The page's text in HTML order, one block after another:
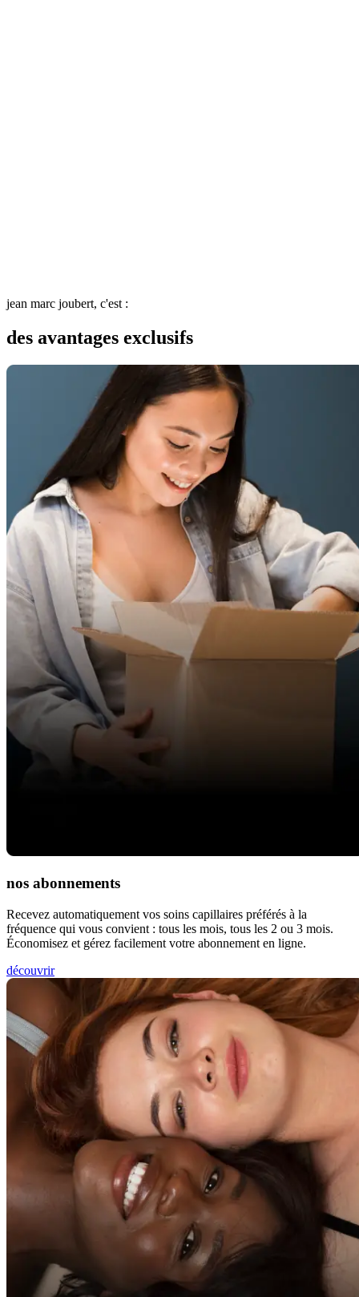
jean marc joubert, c'est :
des avantages exclusifs
nos abonnements
Recevez automatiquement vos soins capillaires préférés à la
fréquence qui vous convient : tous les mois, tous les 2 ou 3 mois.
Économisez et gérez facilement votre abonnement en ligne.
découvrir